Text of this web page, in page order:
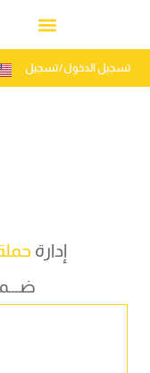
تسجيل الدخول/تسجيل
إدارة